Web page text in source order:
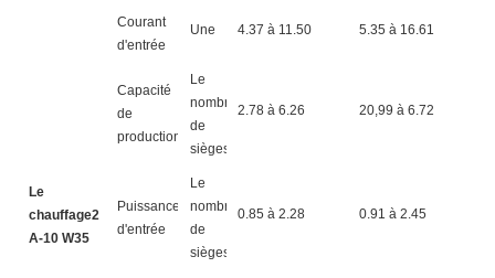
Courant
d'entrée
Une 4.37 à 11.50 5.35 à 16.61
Le
chauffage2
A-10 W35
Capacité
de
production
Le
nombre
de
sièges
2.78 à 6.26 20,99 à 6.72
Puissance
d'entrée
Le
nombre
de
sièges
0.85 à 2.28 0.91 à 2.45